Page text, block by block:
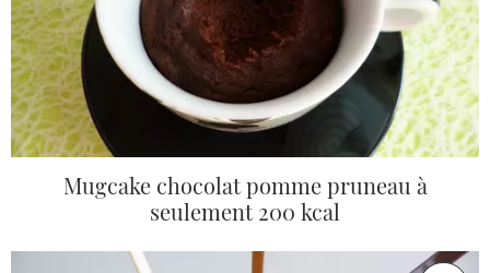
Mugcake chocolat pomme pruneau à
seulement 200 kcal